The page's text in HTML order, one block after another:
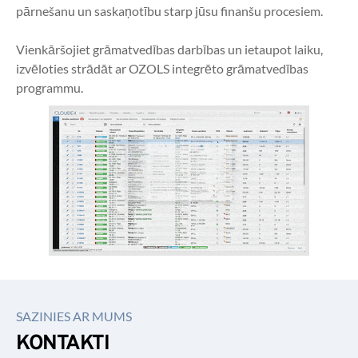
pārnešanu un saskaņotību starp jūsu finanšu procesiem.
Vienkāršojiet grāmatvedības darbības un ietaupot laiku,
izvēloties strādāt ar OZOLS integrēto grāmatvedības
programmu.
SAZINIES AR MUMS
KONTAKTI